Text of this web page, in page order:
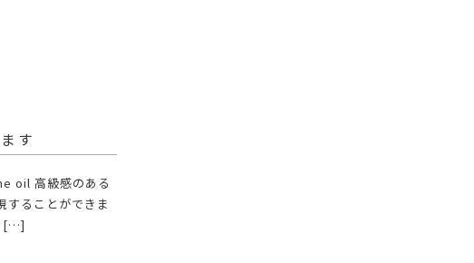
す
oil 高級感のある
することができま
[…]